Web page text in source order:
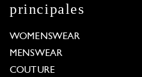
principales
WOMENSWEAR
MENSWEAR
COUTURE